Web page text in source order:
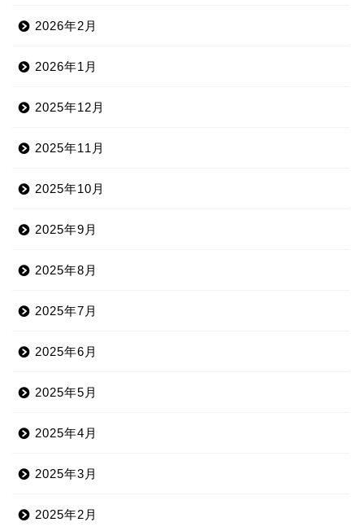
2026年2月
2026年1月
2025年12月
2025年11月
2025年10月
2025年9月
2025年8月
2025年7月
2025年6月
2025年5月
2025年4月
2025年3月
2025年2月